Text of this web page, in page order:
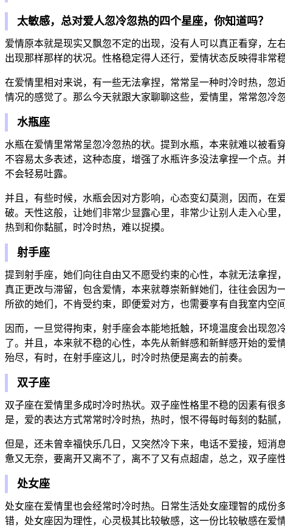
太敏感，总对爱人忽冷忽热的四个星座，你知道吗？
爱情原本就是现实又飘忽不定的出现，没有人可以真正看穿，
出现那样那样的状况。性格稳定得人还行，爱情状态反映得非常
在爱情里相对来说，有一些无法拿捏，常常呈一种时冷时热，
情况的感觉了。那么今天就跟大家聊聊这些，爱情里，常常忽冷
水瓶座
水瓶在爱情里常常呈忽冷忽热的状。提到水瓶，本来就难以被看
不容易太多表述，这种态度，增强了水瓶许多没法拿捏一个点。
不会轻易吐露。
并且，有些时候，水瓶会因对方影响，心态变幻莫测，因而，
破。天性这般，让她们非常少显露心里，非常少让别人走入心里
热到和你黏腻，时冷时热，难以捉摸。
射手座
提到射手座，她们向往自由又不愿受约束的心性，本就无法拿
真正更改与滞留，包含爱情，本来就尊崇新鲜她们，往往会因
所欲的她们，不肯受约束，即便爱对方，也需要享有自我室内空间
因而，一旦觉得拘束，射手座会本能地抵触，环境温度会出现
了。并且，本来就不稳的心性，本先从新鲜感和新鲜感开始的
殆尽，有时，在射手座这儿，时冷时热便是离去的前奏。
双子座
双子座在爱情里多成时冷时热状。双子座性格里不稳的因素有
是，爱的表达方式常常时冷时热，热时，恨不得每时每刻的黏腻
但是，还未曾幸福快乐几日，又突然冷下来，电话不爱接，短消
惫又无奈，要离开又离不了，离不了又有点超虐，总之，双子座
处女座
处女座在爱情里也会经常时冷时热。日常生活处女座理智的成
错，处女座因为理性，心灵极其比较敏感，这一份比较敏感在